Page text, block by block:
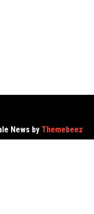
News by Themebeez